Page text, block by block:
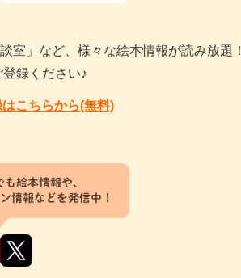
室」など、様々な絵本情報が読み放題！
録ください♪
こちらから(無料)
も絵本情報や、
情報などを発信中！